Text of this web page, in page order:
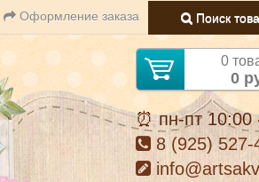
Оформление заказа Поиск
0
0
⏰ пн-пт 10:00
8 (925) 527-